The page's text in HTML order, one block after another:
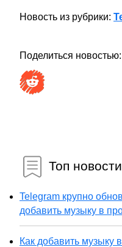
Новость из рубрики:
Поделиться новостью:
Топ
Telegram крупно
добавить музыку в
Как добавить музыку